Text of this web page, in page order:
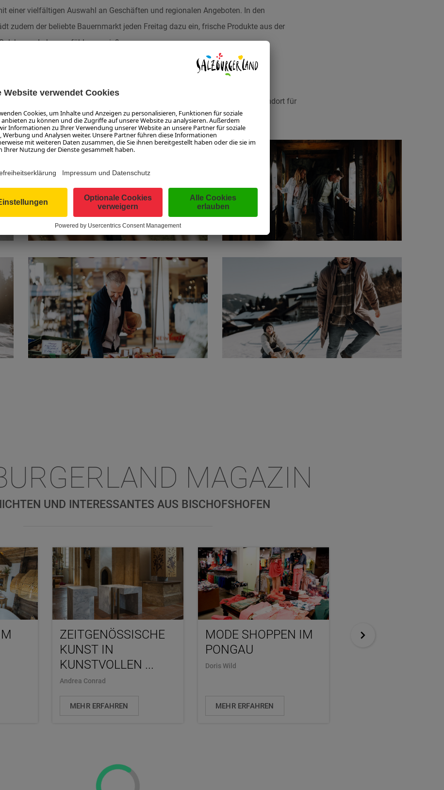
einer vielfältigen Auswahl an Geschäften und regionalen Angeboten. In den
zudem der beliebte Bauernmarkt jeden Freitag dazu ein, frische Produkte aus der
Lebensgefühl zu genießen.
Lage und optimalen Anbindung ist Bischofshofen zudem ein attraktiver Standort für
effizient erreichbar und gleichzeitig erholsam.
MAGAZIN
UND INTERESSANTES AUS BISCHOFSHOFEN
ZEITGENÖSSISCHE
KUNST IN
KUNSTVOLLEN ...
Andrea Conrad
MEHR ERFAHREN
MODE SHOPPEN IM
PONGAU
Doris Wild
MEHR ERFAHREN
BESINNLICH